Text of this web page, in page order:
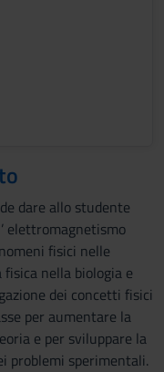
dare allo studente
elettromagnetismo
fisici nelle
nella biologia e
dei concetti fisici
per aumentare la
e per sviluppare la
problemi sperimentali.